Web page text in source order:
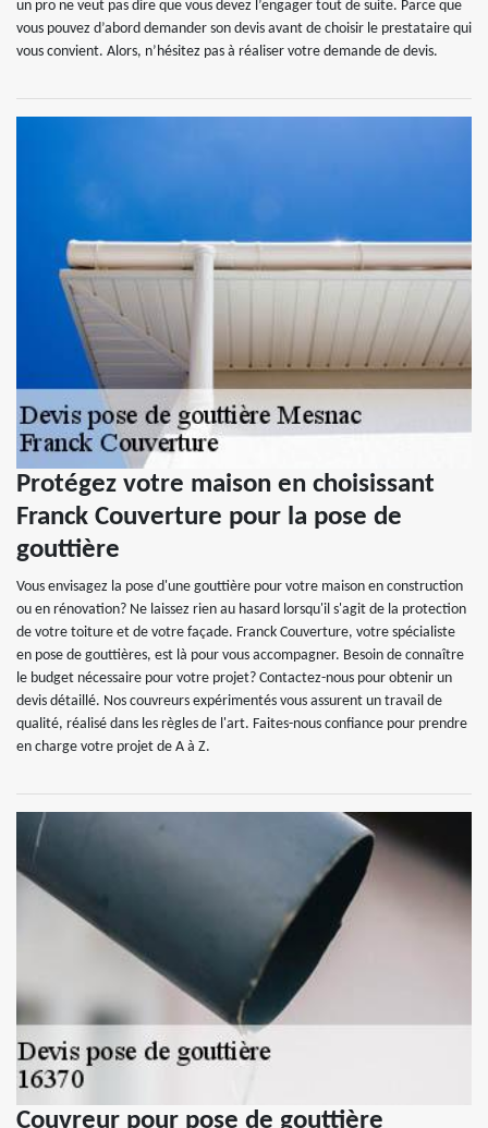
un pro ne veut pas dire que vous devez l’engager tout de suite. Parce que
vous pouvez d’abord demander son devis avant de choisir le prestataire qui
vous convient. Alors, n’hésitez pas à réaliser votre demande de devis.
Protégez votre maison en choisissant
Franck Couverture pour la pose de
gouttière
Vous envisagez la pose d'une gouttière pour votre maison en construction
ou en rénovation? Ne laissez rien au hasard lorsqu'il s'agit de la protection
de votre toiture et de votre façade. Franck Couverture, votre spécialiste
en pose de gouttières, est là pour vous accompagner. Besoin de connaître
le budget nécessaire pour votre projet? Contactez-nous pour obtenir un
devis détaillé. Nos couvreurs expérimentés vous assurent un travail de
qualité, réalisé dans les règles de l'art. Faites-nous confiance pour prendre
en charge votre projet de A à Z.
Couvreur pour pose de gouttière